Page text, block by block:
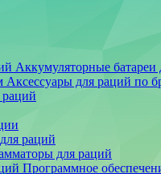
Аккумуляторные батареи
Аксессуары для раций по
раций
для раций
Программное